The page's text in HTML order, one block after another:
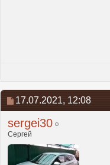
17.07.2021, 12:08
sergei30
Сергей